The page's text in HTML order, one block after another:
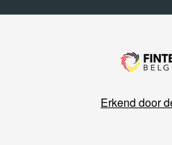
Erkend door